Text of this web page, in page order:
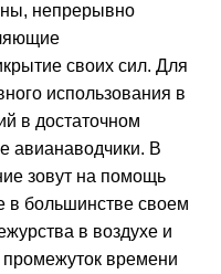
непрерывно
своих сил. Для
использования в
в достаточном
авианаводчики. В
зовут на помощь
в большинстве своем
в воздухе и
времени